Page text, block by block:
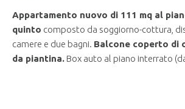
Appartamento nuovo di 111 mq al
quinto composto da soggiorno-cottura,
camere e due bagni. Balcone coperto di
da piantina. Box auto al piano interrato